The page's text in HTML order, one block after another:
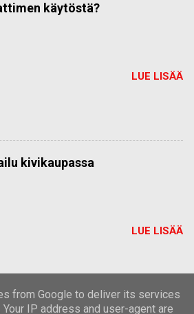
käytöstä?
LUE LISÄÄ
kivikaupassa
LUE LISÄÄ
from Google to deliver its services
IP address and user-agent are